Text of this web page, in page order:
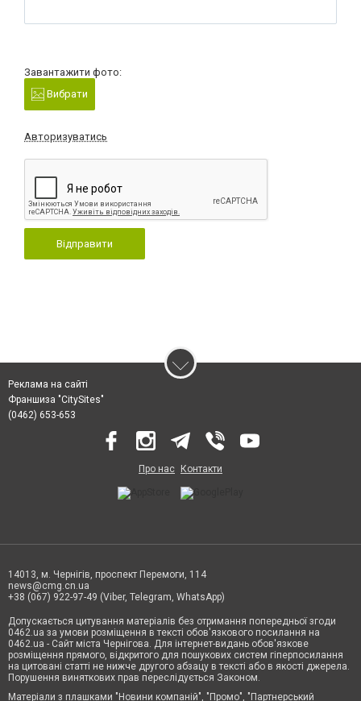
Завантажити фото:
Вибрати
Авторизуватись
Відправити
Реклама на сайті
Франшиза "CitySites"
(0462) 653-653
Про нас Контакти
14013, м. Чернігів, проспект Перемоги, 114
news@cmg.cn.ua
+38 (067) 922-97-49 (Viber, Telegram, WhatsApp)
Допускається цитування матеріалів без отримання попередньої згоди
0462.ua за умови розміщення в тексті обов'язкового посилання на
0462.ua - Сайт міста Чернігова. Для інтернет-видань обов'язкове
розміщення прямого, відкритого для пошукових систем гіперпосилання
на цитовані статті не нижче другого абзацу в тексті або в якості джерела.
Порушення виняткових прав переслідується Законом.
Матеріали з плашками "Новини компаній", "Промо", "Партнерський